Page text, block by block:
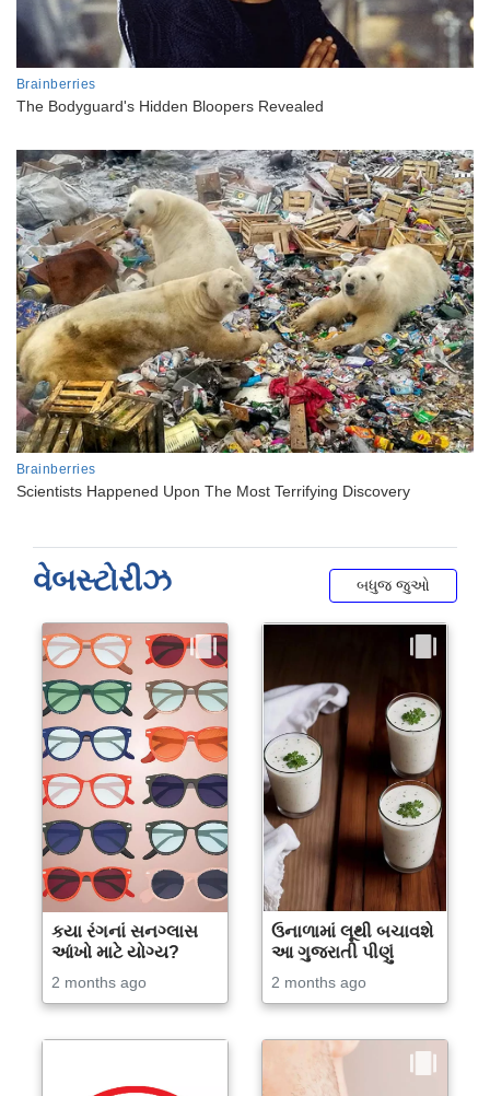
વેબસ્ટોરીઝ બધુજ જુઓ
કયા રંગનાં સનગ્લાસ
આંખો માટે યોગ્ય?
2 months ago
ઉનાળામાં લૂથી બચાવશે
આ ગુજરાતી પીણું
2 months ago